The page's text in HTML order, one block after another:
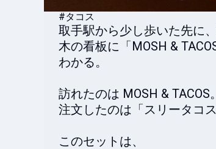
#タコス
取手駅から少し歩いた先に
木の看板に「MOSH &
わかる。
訪れたのは MOSH & TACOS。
注文したのは「スリータコス
このセットは、